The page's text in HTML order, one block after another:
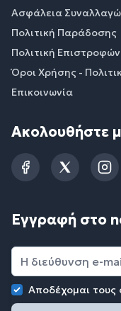
Ασφάλεια
Πολιτική Παράδοσης
Πολιτική
Όροι Χρήσης -
Επικοινωνία
Ακολουθήστε
FacebookTwitter
Εγγραφή στο
Αποδέχομαι τους